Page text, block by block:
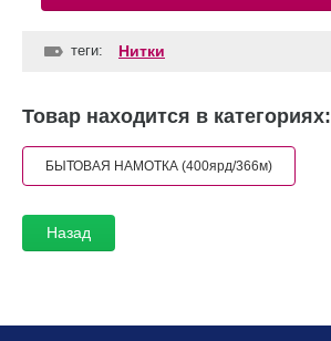
теги: Нитки
Товар находится в категориях:
БЫТОВАЯ НАМОТКА (400ярд/366м)
Назад